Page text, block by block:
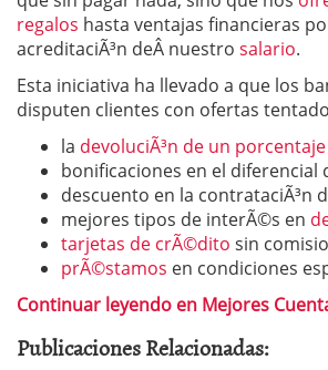
regalos hasta ventajas financieras
acreditaciÃ³n deÂ nuestro salario.
Esta iniciativa ha llevado a que los
disputen clientes con ofertas
la devoluciÃ³n de un
bonificaciones en el diferencial
descuento en la contrataciÃ³n
mejores tipos de interÃ©s en
tarjetas de crÃ©dito sin
prÃ©stamos en condiciones
Continuar leyendo en Mejores
Publicaciones Relacionadas: